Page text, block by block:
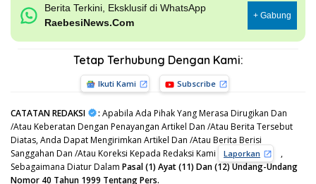
Berita Terkini, Eksklusif di WhatsApp
RaebesiNews.Com
+ Gabung
Tetap Terhubung Dengan Kami:
Ikuti Kami Subscribe
CATATAN REDAKSI : Apabila Ada Pihak Yang Merasa Dirugikan Dan
/Atau Keberatan Dengan Penayangan Artikel Dan /Atau Berita Tersebut
Diatas, Anda Dapat Mengirimkan Artikel Dan /Atau Berita Berisi
Sanggahan Dan /Atau Koreksi Kepada Redaksi Kami
Laporkan
,
Sebagaimana Diatur Dalam Pasal (1) Ayat (11) Dan (12) Undang-Undang
Nomor 40 Tahun 1999 Tentang Pers.